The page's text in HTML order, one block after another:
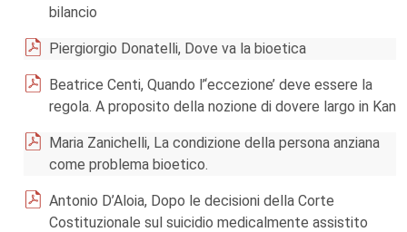
bilancio
Piergiorgio Donatelli, Dove va la bioetica
Beatrice Centi, Quando l’‘eccezione’ deve essere la
regola. A proposito della nozione di dovere largo in Kan
Maria Zanichelli, La condizione della persona anziana
come problema bioetico.
Antonio D’Aloia, Dopo le decisioni della Corte
Costituzionale sul suicidio medicalmente assistito